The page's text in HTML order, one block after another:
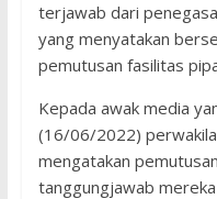
terjawab dari
yang menyatakan
pemutusan fasilitas
Kepada awak media
(16/06/2022)
mengatakan
tanggungjawab